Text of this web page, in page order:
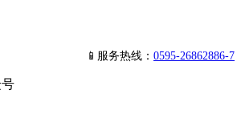
📱服务热线： 0595-26862886-7